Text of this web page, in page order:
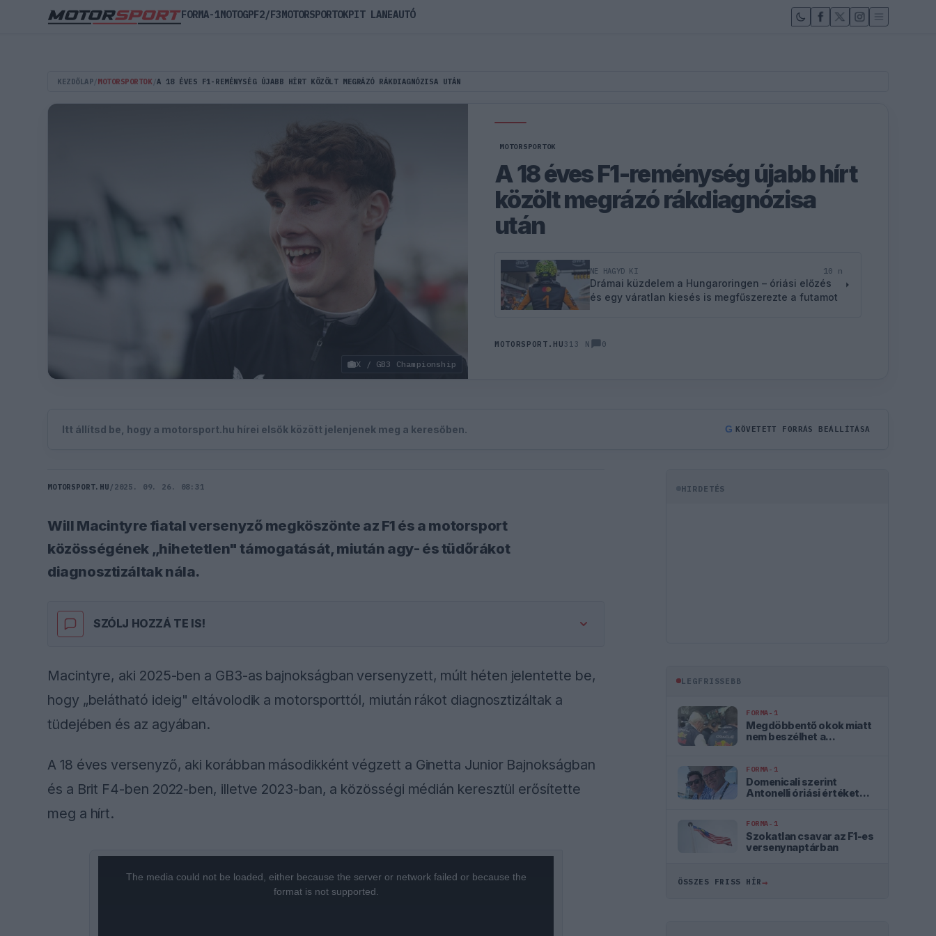
KEZDŐLAP MOTORSPORTOK A 18 ÉVES F1-REMÉNYSÉG ÚJABB HÍRT KÖZÖLT MEGRÁZÓ RÁKDIAGNÓZISA UTÁN
X / GB3 Championship
MOTORSPORTOK
A 18 éves F1-reménység újabb hírt
közölt megrázó rákdiagnózisa
után
NE HAGYD KI 10 n
Drámai küzdelem a Hungaroringen – óriási előzés
és egy váratlan kiesés is megfűszerezte a futamot
MOTORSPORT.HU313 N 0
Itt állítsd be, hogy a motorsport.hu hírei elsők között jelenjenek meg a keresőben. G KÖVETETT FORRÁS BEÁLLÍTÁSA
MOTORSPORT.HU / 2025. 09. 26. 08:31
Will Macintyre fiatal versenyző megköszönte az F1 és a motorsport
közösségének „hihetetlen" támogatását, miután agy- és tüdőrákot
diagnosztizáltak nála.
SZÓLJ HOZZÁ TE IS!
Macintyre, aki 2025-ben a GB3-as bajnokságban versenyzett, múlt héten jelentette be,
hogy „belátható ideig" eltávolodik a motorsporttól, miután rákot diagnosztizáltak a
tüdejében és az agyában.
A 18 éves versenyző, aki korábban másodikként végzett a Ginetta Junior Bajnokságban
és a Brit F4-ben 2022-ben, illetve 2023-ban, a közösségi médián keresztül erősítette
meg a hírt.
The media could not be loaded, either because the server or network failed or because the
format is not supported.
HIRDETÉS
LEGFRISSEBB
FORMA-1
Megdöbbentő okok miatt
nem beszélhet a
FORMA-1
Domenicali szerint
Antonelli óriási értéket
FORMA-1
Szokatlan csavar az F1-es
versenynaptárban
ÖSSZES FRISS HÍR→
FORMA-1MOTOGPF2/F3MOTORSPORTOKPIT LANEAUTÓ